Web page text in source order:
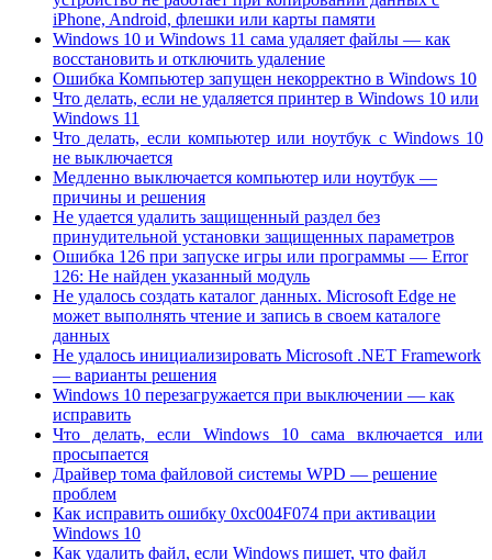
iPhone, Android, флешки или карты памяти
Windows 10 и Windows 11 сама удаляет файлы — как
восстановить и отключить удаление
Ошибка Компьютер запущен некорректно в Windows 10
Что делать, если не удаляется принтер в Windows 10 или
Windows 11
Что делать, если компьютер или ноутбук с Windows 10
не выключается
Медленно выключается компьютер или ноутбук —
причины и решения
Не удается удалить защищенный раздел без
принудительной установки защищенных параметров
Ошибка 126 при запуске игры или программы — Error
126: Не найден указанный модуль
Не удалось создать каталог данных. Microsoft Edge не
может выполнять чтение и запись в своем каталоге
данных
Не удалось инициализировать Microsoft .NET Framework
— варианты решения
Windows 10 перезагружается при выключении — как
исправить
Что делать, если Windows 10 сама включается или
просыпается
Драйвер тома файловой системы WPD — решение
проблем
Как исправить ошибку 0xc004F074 при активации
Windows 10
Как удалить файл, если Windows пишет, что файл